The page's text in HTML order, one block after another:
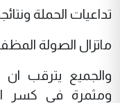
تداعيات الحملة
ماتزال الصولة
والجميع يترقب
ومثمرة في كسر